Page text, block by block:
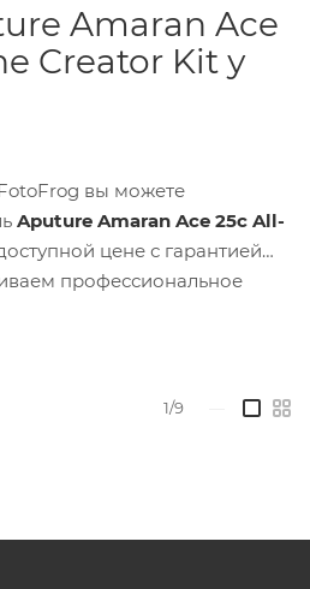
Amaran Ace
Creator Kit у
вы можете
Aputure Amaran Ace 25c All-
цене с гарантией
профессиональное
1/9